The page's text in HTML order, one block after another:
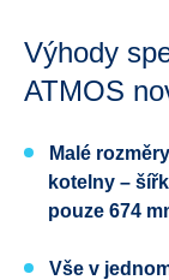
Výhody
ATMOS
Malé
kotelny –
pouze 674
Vše v